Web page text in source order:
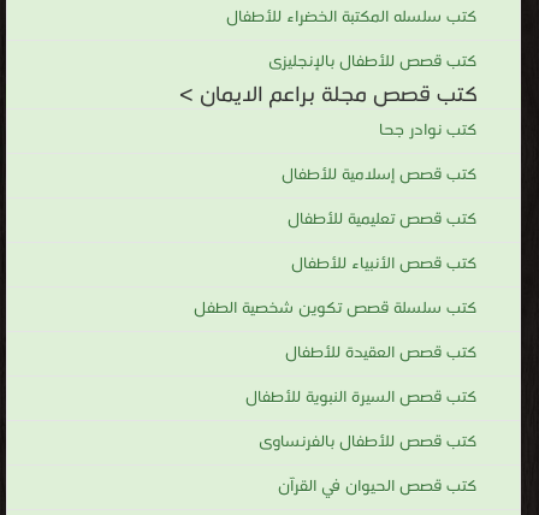
كتب سلسله المكتبة الخضراء للأطفال
كتب قصص للأطفال بالإنجليزى
كتب قصص مجلة براعم الايمان >
كتب نوادر جحا
كتب قصص إسلامية للأطفال
كتب قصص تعليمية للأطفال
كتب قصص الأنبياء للأطفال
كتب سلسلة قصص تكوين شخصية الطفل
كتب قصص العقيدة للأطفال
كتب قصص السيرة النبوية للأطفال
كتب قصص للأطفال بالفرنساوى
كتب قصص الحيوان في القرآن